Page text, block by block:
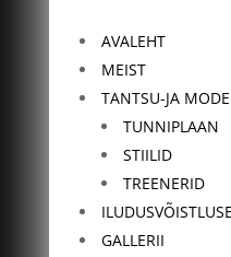
AVALEHT
MEIST
TANTSU-JA
TUNNIPLAAN
STIILID
TREENERID
GALLERII